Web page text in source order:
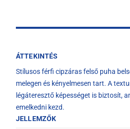
ÁTTEKINTÉS
Stílusos férfi cipzáras felső puha
melegen és kényelmesen tart. A
légáteresztő képességet is biztosít,
emelkedni kezd.
JELLEMZŐK